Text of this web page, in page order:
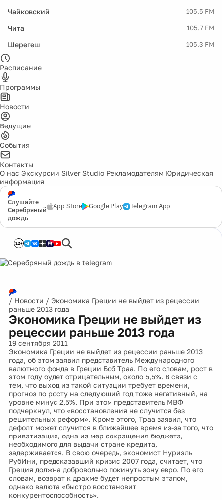
Чайковский 105.5 FM
Чита 105.7 FM
Шерегеш 105.3 FM
Расписание
Программы
Новости
Ведущие
События
Контакты
О нас Экскурсии Silver Studio Рекламодателям Юридическая
информация
Слушайте
Серебряный
дождь
App Store Google Play Telegram App
12+
/ Новости / Экономика Греции не выйдет из рецессии
раньше 2013 года
Экономика Греции не выйдет из
рецессии раньше 2013 года
19 сентября 2011
Экономика Греции не выйдет из рецессии раньше 2013
года, об этом заявил представитель Международного
валютного фонда в Греции Боб Траа. По его словам, рост в
этом году будет отрицательным, около 5,5%. В связи с
тем, что выход из такой ситуации требует времени,
прогноз по росту на следующий год тоже негативный, на
уровне минус 2,5%. При этом представитель МВФ
подчеркнул, что «восстановления не случится без
решительных реформ». Кроме этого, Траа заявил, что
дефолт может случится в ближайшее время из-за того, что
приватизация, одна из мер сокращения бюджета,
необходимого для выдачи стране кредита,
задерживается. В свою очередь, экономист Нуриэль
РубИни, предсказавший кризис 2007 года, считает, что
Греция должна добровольно покинуть зону евро. По его
словам, возврат к драхме будет непростым этапом,
однако валюта «быстро восстановит
конкурентоспособность».